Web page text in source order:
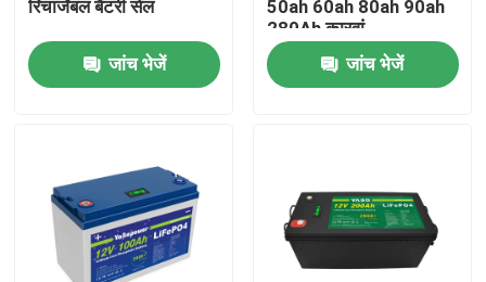
हमसे संपर्क करें
एक उद्धरण का अनुरोध करें
Lifepo4 होम बैटरी
रिचार्जेबल बैटरी सेल
जांच भेजें
50ah 60ah 80ah 90ah
280Ah कारवां
जांच भेजें